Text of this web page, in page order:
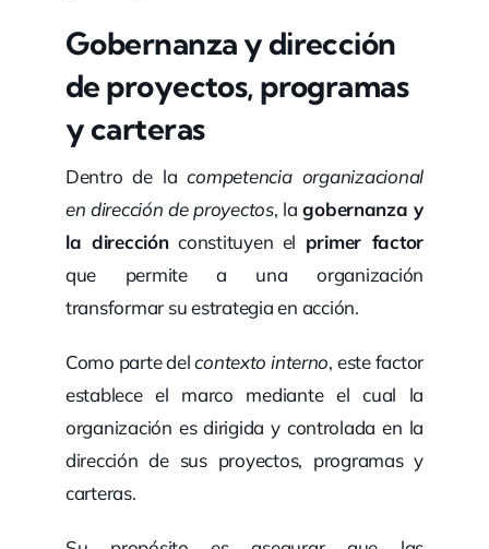
Gobernanza y dirección
de proyectos, programas
y carteras
Dentro de lacompetencia organizacional
en dirección de proyectos, lagobernanza y
la direcciónconstituyen el primer factor
que permite a una organización
transformar su estrategia en acción.
Como parte delcontexto interno, este factor
establece el marco mediante el cual la
organización es dirigida y controlada en la
dirección de sus proyectos, programas y
carteras.